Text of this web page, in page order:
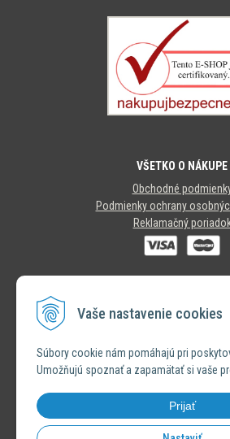
Vaše nastavenie cookies
Súbory cookie nám pomáhajú pri
Umožňujú spoznať a zapamätať si vaše
Prijať
VŠETKO O NÁKUPE
Obchodné
Podmienky ochrany
Reklamačný
SLEDUJTE NÁS